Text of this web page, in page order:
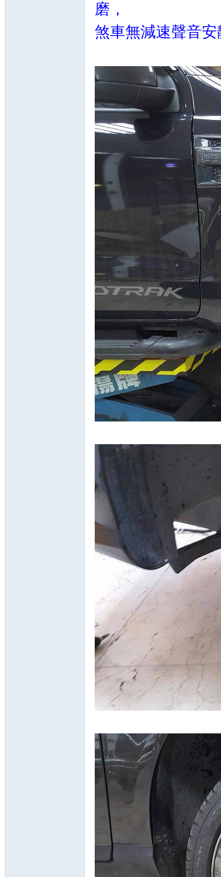
磨，
煞車無減速聲音